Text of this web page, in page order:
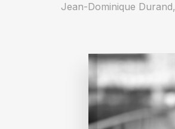
Jean-Dominique Durand,